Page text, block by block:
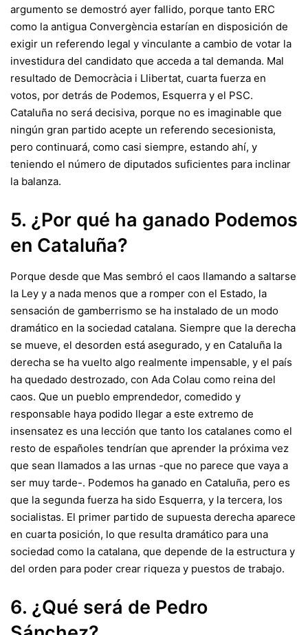
argumento se demostró ayer fallido, porque tanto ERC
como la antigua Convergència estarían en disposición de
exigir un referendo legal y vinculante a cambio de votar la
investidura del candidato que acceda a tal demanda. Mal
resultado de Democràcia i Llibertat, cuarta fuerza en
votos, por detrás de Podemos, Esquerra y el PSC.
Cataluña no será decisiva, porque no es imaginable que
ningún gran partido acepte un referendo secesionista,
pero continuará, como casi siempre, estando ahí, y
teniendo el número de diputados suficientes para inclinar
la balanza.
5. ¿Por qué ha ganado Podemos
en Cataluña?
Porque desde que Mas sembró el caos llamando a saltarse
la Ley y a nada menos que a romper con el Estado, la
sensación de gamberrismo se ha instalado de un modo
dramático en la sociedad catalana. Siempre que la derecha
se mueve, el desorden está asegurado, y en Cataluña la
derecha se ha vuelto algo realmente impensable, y el país
ha quedado destrozado, con Ada Colau como reina del
caos. Que un pueblo emprendedor, comedido y
responsable haya podido llegar a este extremo de
insensatez es una lección que tanto los catalanes como el
resto de españoles tendrían que aprender la próxima vez
que sean llamados a las urnas -que no parece que vaya a
ser muy tarde-. Podemos ha ganado en Cataluña, pero es
que la segunda fuerza ha sido Esquerra, y la tercera, los
socialistas. El primer partido de supuesta derecha aparece
en cuarta posición, lo que resulta dramático para una
sociedad como la catalana, que depende de la estructura y
del orden para poder crear riqueza y puestos de trabajo.
6. ¿Qué será de Pedro